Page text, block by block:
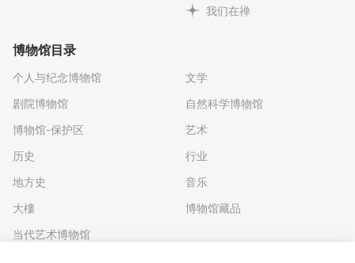
我们在禅
博物馆目录
个人与纪念博物馆
剧院博物馆
博物馆-保护区
历史
地方史
大樓
当代艺术博物馆
文学
自然科学博物馆
艺术
行业
音乐
博物馆藏品